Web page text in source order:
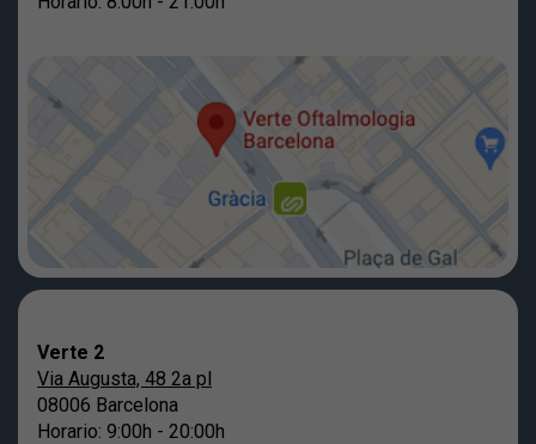
Verte 2
Via Augusta, 48 2a pl
08006 Barcelona
Horario: 9:00h - 20:00h